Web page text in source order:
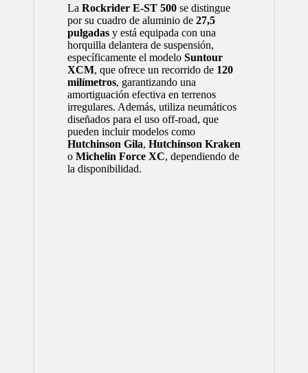
La Rockrider E-ST 500se distingue
por su cuadro de aluminio de 27,5
pulgadasy está equipada con una
horquilla delantera de suspensión,
específicamente el modelo Suntour
XCM, que ofrece un recorrido de 120
milímetros, garantizando una
amortiguación efectiva en terrenos
irregulares. Además, utiliza neumáticos
diseñados para el uso off-road, que
pueden incluir modelos como
Hutchinson Gila, Hutchinson Kraken
o Michelin Force XC, dependiendo de
la disponibilidad.